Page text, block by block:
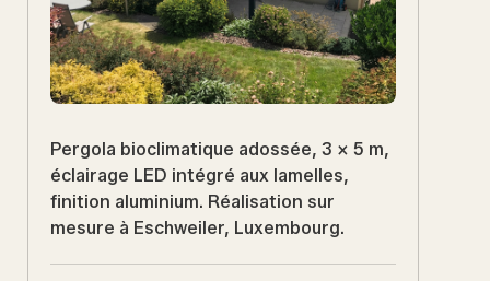
Pergola bioclimatique adossée, 3 x 5 m,
éclairage LED intégré aux lamelles,
finition aluminium. Réalisation sur
mesure à Eschweiler, Luxembourg.